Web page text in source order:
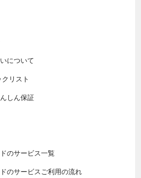
について
リスト
しん保証
のサービス一覧
のサービスご利用の流れ